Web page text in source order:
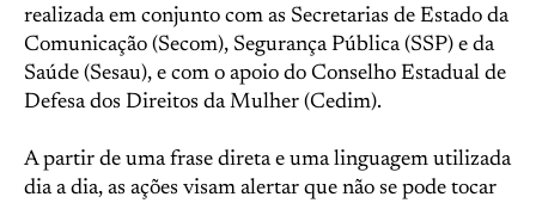
realizada em conjunto com as Secretarias de Estado da
Comunicação (Secom), Segurança Pública (SSP) e da
Saúde (Sesau), e com o apoio do Conselho Estadual de
Defesa dos Direitos da Mulher (Cedim).
A partir de uma frase direta e uma linguagem utilizada
dia a dia, as ações visam alertar que não se pode tocar